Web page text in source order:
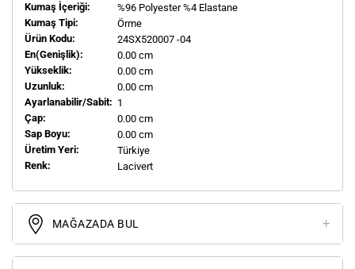
Kumaş İçeriği:
%96 Polyester %4 Elastane
Kumaş Tipi:
Örme
Ürün Kodu:
24SX520007 -04
En(genişlik):
0.00 cm
Yükseklik:
0.00 cm
Uzunluk:
0.00 cm
Ayarlanabilir/Sabit: 1
Çap:
0.00 cm
Sap Boyu:
0.00 cm
Üretim Yeri:
Türkiye
Renk:
Lacivert
MAĞAZADA BUL